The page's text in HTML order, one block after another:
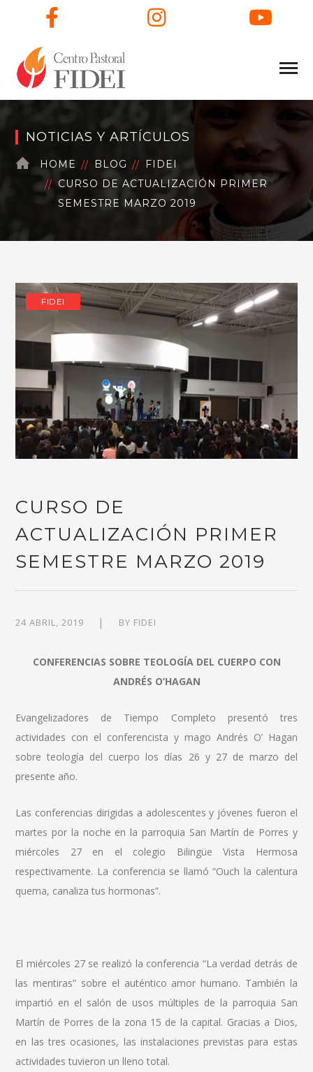
NOTICIAS Y ARTÍCULOS
HOME BLOG
FIDEI
CURSO DE ACTUALIZACIÓN PRIMER
SEMESTRE MARZO 2019
FIDEI
CURSO DE
ACTUALIZACIÓN PRIMER
SEMESTRE MARZO 2019
24 ABRIL, 2019 BY FIDEI
CONFERENCIAS SOBRE TEOLOGÍA DEL CUERPO CON
ANDRÉS O’HAGAN
Evangelizadores de Tiempo Completo presentó tres
actividades con el conferencista y mago Andrés O’ Hagan
sobre teología del cuerpo los días 26 y 27 de marzo del
presente año.
Las conferencias dirigidas a adolescentes y jóvenes fueron el
martes por la noche en la parroquia San Martín de Porres y
miércoles 27 en el colegio Bilingüe Vista Hermosa
respectivamente. La conferencia se llamó “Ouch la calentura
quema, canaliza tus hormonas”.
El miércoles 27 se realizó la conferencia “La verdad detrás de
las mentiras” sobre el auténtico amor humano. También la
impartió en el salón de usos múltiples de la parroquia San
Martín de Porres de la zona 15 de la capital. Gracias a Dios,
en las tres ocasiones, las instalaciones previstas para estas
actividades tuvieron un lleno total.
Facebook Instagram